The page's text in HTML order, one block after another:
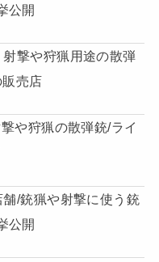
公開
撃や狩猟用途の散弾
売店
や狩猟の散弾銃/ライ
/銃猟や射撃に使う銃
公開